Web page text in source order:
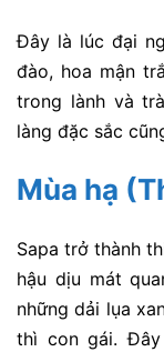
Đây là lúc đại
đào, hoa mận
trong lành và
làng đặc sắc
Mùa hạ
Sapa trở thành
hậu dịu mát
những dải lụa
thì con gái.